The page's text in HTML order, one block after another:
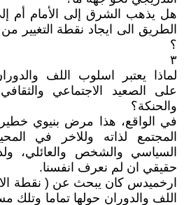
هل يذهب الشرق إلى الأمام أم
الطريق الى ايجاد نقطة التغيير
؟
٣
لماذا يعتبر اسلوب اللف
على الصعيد الاجتماعي
والحنكة؟
في الواقع، هذا مرض بنيوي
المجتمع لذاته وللاخر في
السياسي والشخص والعائلي،
حقيقي ان لم نعرف انفسنا.
ارخميدس كان يبحث عن ( نقطة
اللف والدوران حولها تماما وتلك